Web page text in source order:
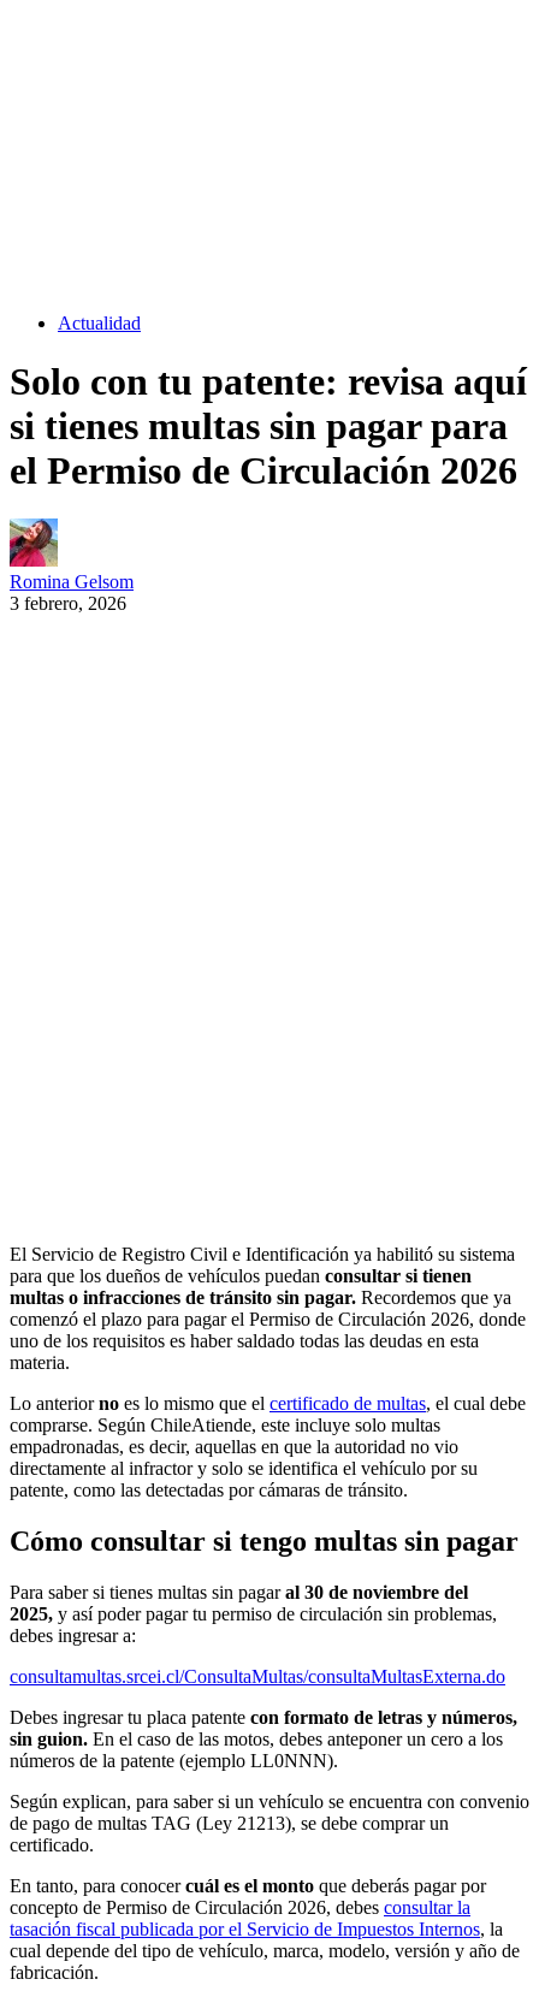
Actualidad
Solo con tu patente: revisa aquí
si tienes multas sin pagar para
el Permiso de Circulación 2026
Romina Gelsom
3 febrero, 2026
El Servicio de Registro Civil e Identificación ya habilitó su sistema
para que los dueños de vehículos puedan consultar si tienen
multas o infracciones de tránsito sin pagar. Recordemos que ya
comenzó el plazo para pagar el Permiso de Circulación 2026, donde
uno de los requisitos es haber saldado todas las deudas en esta
materia.
Lo anteriorno es lo mismo que el certificado de multas, el cual debe
comprarse. Según ChileAtiende, este incluye solo multas
empadronadas, es decir, aquellas en que la autoridad no vio
directamente al infractor y solo se identifica el vehículo por su
patente, como las detectadas por cámaras de tránsito.
Cómo consultar si tengo multas sin pagar
Para saber si tienes multas sin pagaral 30 de noviembre del
2025, y así poder pagar tu permiso de circulación sin problemas,
debes ingresar a:
consultamultas.srcei.cl/ConsultaMultas/consultaMultasExterna.do
Debes ingresar tu placa patente con formato de letras y números,
sin guion. En el caso de las motos, debes anteponer un cero a los
números de la patente (ejemplo LL0NNN).
Según explican, para saber si un vehículo se encuentra con convenio
de pago de multas TAG (Ley 21213), se debe comprar un
certificado.
En tanto, para conocercuál es el monto que deberás pagar por
concepto de Permiso de Circulación 2026, debes consultar la
tasación fiscal publicada por el Servicio de Impuestos Internos, la
cual depende del tipo de vehículo, marca, modelo, versión y año de
fabricación.